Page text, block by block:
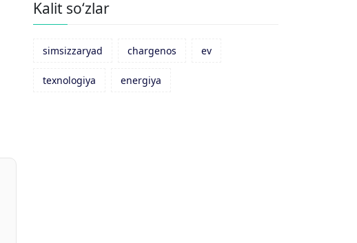
Kalit so‘zlar
simsizzaryad chargenos ev
texnologiya energiya